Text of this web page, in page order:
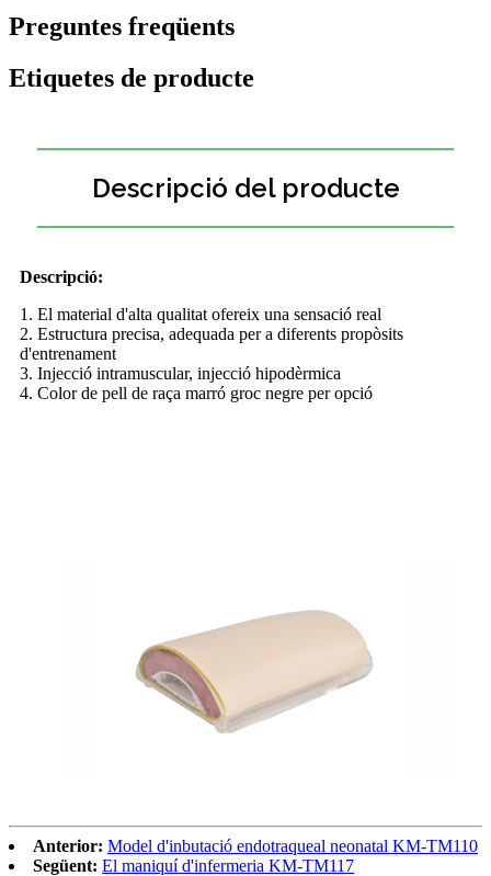
Preguntes freqüents
Etiquetes de producte
Descripció del producte
Descripció:
1. El material d'alta qualitat ofereix una sensació real
2. Estructura precisa, adequada per a diferents propòsits
d'entrenament
3. Injecció intramuscular, injecció hipodèrmica
4. Color de pell de raça marró groc negre per opció
Anterior: Model d'inbutació endotraqueal neonatal KM-TM110
Següent: El maniquí d'infermeria KM-TM117